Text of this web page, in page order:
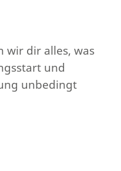
wir dir alles, was
und
unbedingt